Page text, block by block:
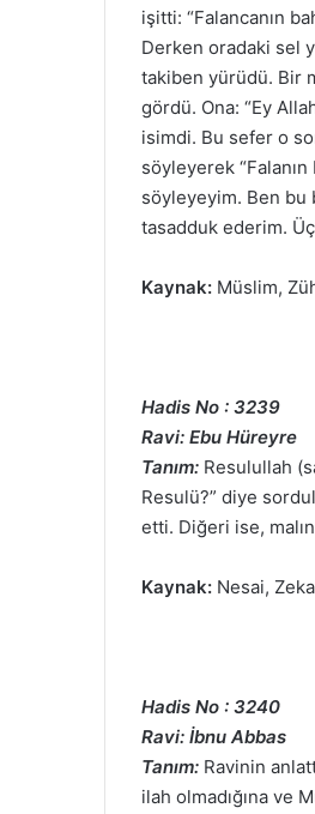
işitti: “Falancanın
Derken oradaki sel
takiben yürüdü. Bir
gördü. Ona: “Ey
isimdi. Bu sefer o
söyleyerek
söyleyeyim. Ben bu
tasadduk ederim.
Kaynak: Müslim,
Hadis No : 3239
Ravi: Ebu Hüreyre
Tanım: Resulullah
Resulü?” diye
etti. Diğeri ise,
Kaynak: Nesai,
Hadis No : 3240
Ravi: İbnu Abbas
Tanım: Ravinin
ilah olmadığına ve